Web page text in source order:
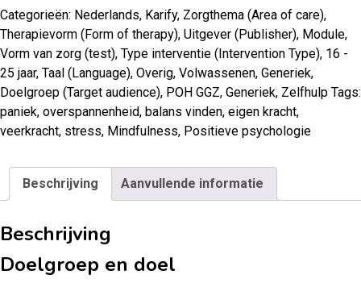
Categorieën: Nederlands, Karify, Zorgthema (Area of care),
Therapievorm (Form of therapy), Uitgever (Publisher), Module,
Vorm van zorg (test), Type interventie (Intervention Type), 16 -
25 jaar, Taal (Language), Overig, Volwassenen, Generiek,
Doelgroep (Target audience), POH GGZ, Generiek, Zelfhulp Tags:
paniek, overspannenheid, balans vinden, eigen kracht,
veerkracht, stress, Mindfulness, Positieve psychologie
Beschrijving Aanvullende informatie
Beschrijving
Doelgroep en doel